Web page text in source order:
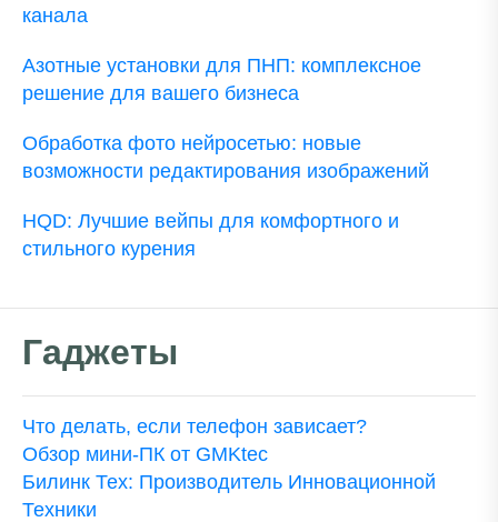
канала
Азотные установки для ПНП: комплексное
решение для вашего бизнеса
Обработка фото нейросетью: новые
возможности редактирования изображений
HQD: Лучшие вейпы для комфортного и
стильного курения
Гаджеты
Что делать, если телефон зависает?
Обзор мини-ПК от GMKtec
Билинк Тех: Производитель Инновационной
Техники